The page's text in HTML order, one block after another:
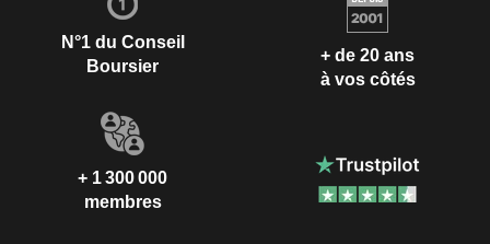
N°1 du Conseil
Boursier
+ de 20 ans
à vos côtés
+ 1 300 000
membres